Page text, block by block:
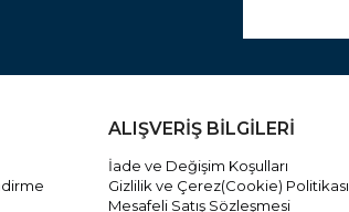
ALIŞVERİŞ BİLGİLERİ
İade ve Değişim Koşulları
Gizlilik ve Çerez(Cookie) Politikası
Mesafeli Satış Sözleşmesi